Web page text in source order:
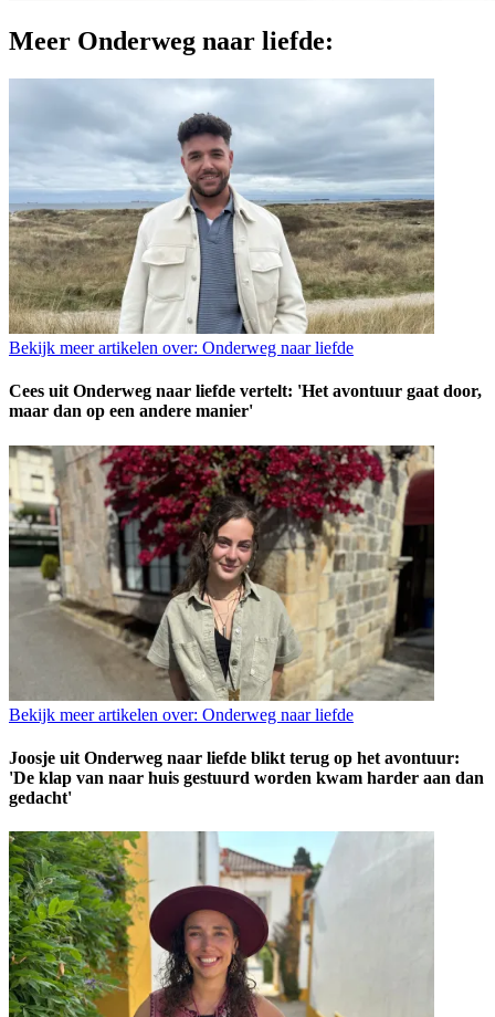
Meer Onderweg naar liefde:
Bekijk meer artikelen over: Onderweg naar liefde
Cees uit Onderweg naar liefde vertelt: 'Het avontuur gaat door,
maar dan op een andere manier'
Bekijk meer artikelen over: Onderweg naar liefde
Joosje uit Onderweg naar liefde blikt terug op het avontuur:
'De klap van naar huis gestuurd worden kwam harder aan dan
gedacht'